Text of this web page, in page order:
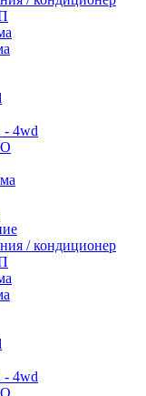
- 4wd
/ кондиционер
- 4wd